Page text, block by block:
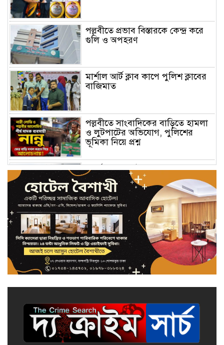
পল্লবীতে প্রভাব বিস্তারকে কেন্দ্র করে
গুলি ও অপহরণ
মার্শাল আর্ট ক্লাব কাপে পুলিশ ক্লাবের
বাজিমাত
পল্লবীতে সাংবাদিকের বাড়িতে হামলা
ও লুটপাটের অভিযোগ, পুলিশের
ভূমিকা নিয়ে প্রশ্ন
পুনর্বাসন ছাড়া উচ্ছেদ নয়:
বাউনিয়াবাঁধ পুকুরপাড় বস্তিবাসীর
মানববন্ধন
উন্নত চিকিৎসা সেবা আর পরম যত্নের
প্রতিচ্ছবি: শ্যামলী বেবি কেয়ার এন্ড
জেনারেল হাসপাতাল
মিরপুরে হামলার প্রতিবাদে
জামায়াতের বিক্ষোভ মিছিল
আত্মগোপনে থাকা যুবলীগ নেতা
গ্রেফতার, আলোচনায় পুলিশ কর্মকর্তা
বোনের তদবির